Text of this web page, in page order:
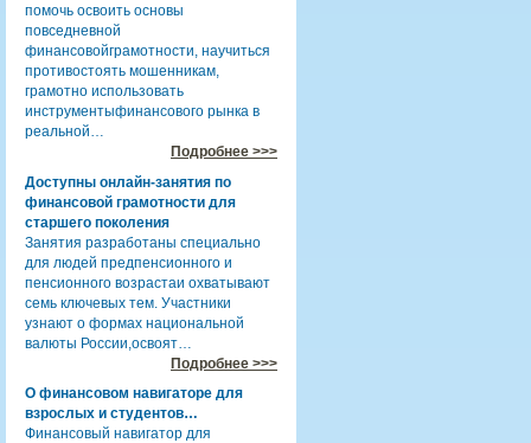
помочь освоить основы
повседневной
финансовойграмотности, научиться
противостоять мошенникам,
грамотно использовать
инструментыфинансового рынка в
реальной…
Подробнее >>>
Доступны онлайн-занятия по
финансовой грамотности для
старшего поколения
Занятия разработаны специально
для людей предпенсионного и
пенсионного возрастаи охватывают
семь ключевых тем. Участники
узнают о формах национальной
валюты России,освоят…
Подробнее >>>
О финансовом навигаторе для
взрослых и студентов…
Финансовый навигатор для